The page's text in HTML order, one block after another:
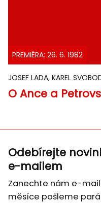
PREMIÉRA: 26. 6. 1982
JOSEF LADA, KAREL
O Ance a
Odebírejte
e-mailem
Zanechte nám e-
měsíce pošleme